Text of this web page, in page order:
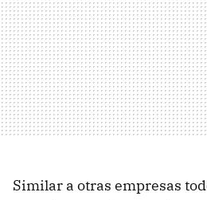
Similar a otras empresas